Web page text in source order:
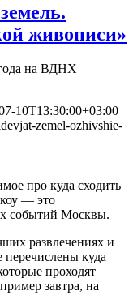
живописи»
на ВДНХ
10T13:30:00+03:00
zemel-ozhivshie-
про куда сходить
— это
событий Москвы.
развлечениях и
куда
проходят
завтра, на